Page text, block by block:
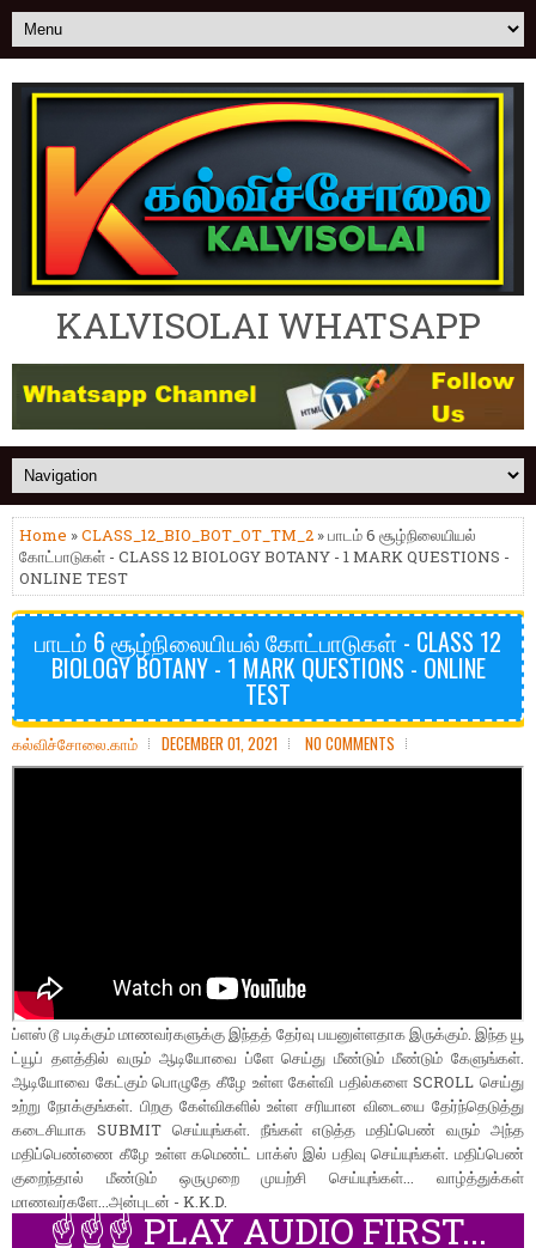
KALVISOLAI WHATSAPP
Home »CLASS_12_BIO_BOT_OT_TM_2 » பாடம் 6 சூழ்நிலையியல்
கோட்பாடுகள் - CLASS 12 BIOLOGY BOTANY - 1 MARK QUESTIONS -
ONLINE TEST
பாடம் 6 சூழ்நிலையியல் கோட்பாடுகள் - CLASS 12
BIOLOGY BOTANY - 1 MARK QUESTIONS - ONLINE
TEST
கல்விச்சோலை.காம் DECEMBER 01, 2021 NO COMMENTS
ப்ளஸ் டூ படிக்கும் மாணவர்களுக்கு இந்தத் தேர்வு பயனுள்ளதாக இருக்கும். இந்த யூ
ட்யூப் தளத்தில் வரும் ஆடியோவை ப்ளே செய்து மீண்டும் மீண்டும் கேளுங்கள்.
ஆடியோவை கேட்கும் பொழுதே கீழே உள்ள கேள்வி பதில்களை SCROLL செய்து
உற்று நோக்குங்கள். பிறகு கேள்விகளில் உள்ள சரியான விடையை தேர்ந்தெடுத்து
கடைசியாக SUBMIT செய்யுங்கள். நீங்கள் எடுத்த மதிப்பெண் வரும் அந்த
மதிப்பெண்ணை கீழே உள்ள கமெண்ட் பாக்ஸ் இல் பதிவு செய்யுங்கள். மதிப்பெண்
குறைந்தால் மீண்டும் ஒருமுறை முயற்சி செய்யுங்கள்... வாழ்த்துக்கள்
மாணவர்களே...அன்புடன் - K.K.D.
☝️☝️☝️ PLAY AUDIO FIRST...